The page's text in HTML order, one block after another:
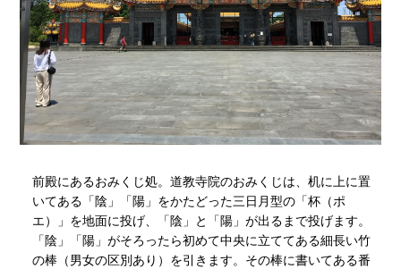
前殿にあるおみくじ処。道教寺院のおみくじは、机に上に置
いてある「陰」「陽」をかたどった三日月型の「杯（ポ
エ）」を地面に投げ、「陰」と「陽」が出るまで投げます。
「陰」「陽」がそろったら初めて中央に立ててある細長い竹
の棒（男女の区別あり）を引きます。その棒に書いてある番